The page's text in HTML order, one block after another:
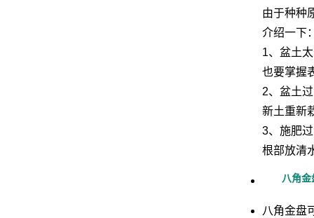
由于种种
介绍一下
1、盆土
也要掌握
2、盆土
新土重新
3、施肥
根部放清
八角
八角金盘